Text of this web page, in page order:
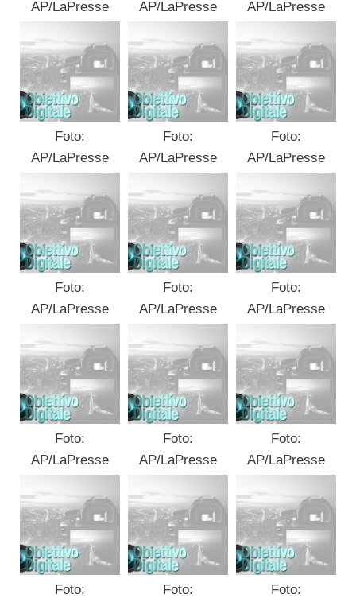
AP/LaPresse
AP/LaPresse
AP/LaPresse
Foto:
AP/LaPresse
Foto:
AP/LaPresse
Foto:
AP/LaPresse
Foto:
AP/LaPresse
Foto:
AP/LaPresse
Foto:
AP/LaPresse
Foto:
AP/LaPresse
Foto:
AP/LaPresse
Foto:
AP/LaPresse
Foto:
Foto:
Foto: